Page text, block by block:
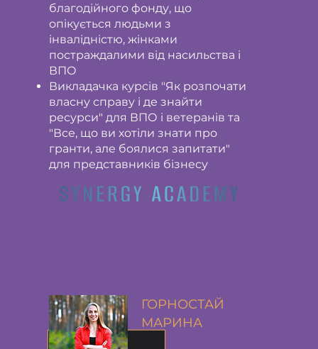
благодійного фонду, що
опікується людьми з
інвалідністю, жінками
постраждалими від насильства і
ВПО
Викладачка курсів "Як розпочати
власну справу і де знайти
ресурси" для ВПО і ветеранів та
"Все, що ви хотіли знати про
гранти, але боялися запитати"
для представників бізнесу
ГОРНОСТАЙ
МАРИНА